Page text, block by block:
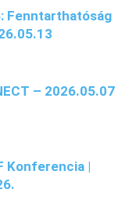
Fenntarthatóság
– 2026.05.07
Konferencia |